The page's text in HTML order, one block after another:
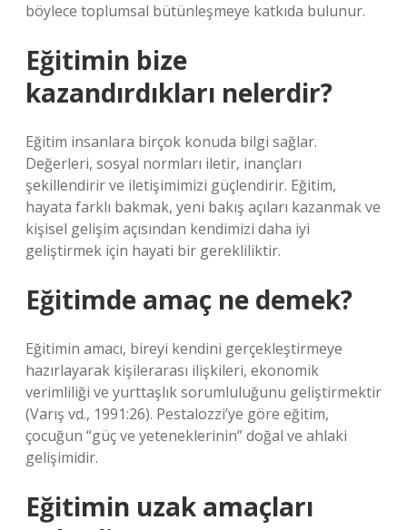
böylece toplumsal bütünleşmeye katkıda bulunur.
Eğitimin bize
kazandırdıkları nelerdir?
Eğitim insanlara birçok konuda bilgi sağlar.
Değerleri, sosyal normları iletir, inançları
şekillendirir ve iletişimimizi güçlendirir. Eğitim,
hayata farklı bakmak, yeni bakış açıları kazanmak ve
kişisel gelişim açısından kendimizi daha iyi
geliştirmek için hayati bir gerekliliktir.
Eğitimde amaç ne demek?
Eğitimin amacı, bireyi kendini gerçekleştirmeye
hazırlayarak kişilerarası ilişkileri, ekonomik
verimliliği ve yurttaşlık sorumluluğunu geliştirmektir
(Varış vd., 1991:26). Pestalozzi’ye göre eğitim,
çocuğun “güç ve yeteneklerinin” doğal ve ahlaki
gelişimidir.
Eğitimin uzak amaçları